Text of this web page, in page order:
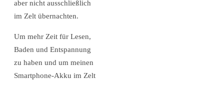
aber nicht ausschließlich
im Zelt übernachten.
Um mehr Zeit für Lesen,
Baden und Entspannung
zu haben und um meinen
Smartphone-Akku im Zelt